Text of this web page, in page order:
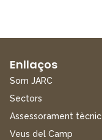
Enllaços
Som JARC
Sectors
Assessorament tècnic
Veus del Camp